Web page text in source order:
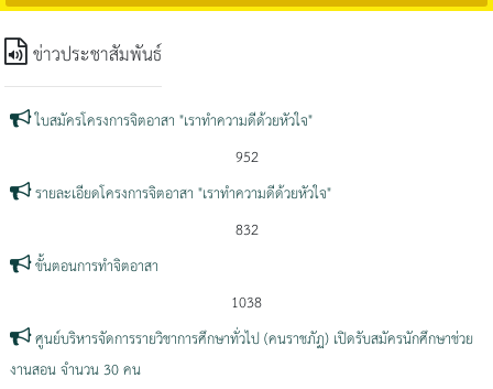
ข่าวประชาสัมพันธ์
ใบสมัครโครงการจิตอาสา "เราทำความดีด้วยหัวใจ"
952
รายละเอียดโครงการจิตอาสา "เราทำความดีด้วยหัวใจ"
832
ขั้นตอนการทำจิตอาสา
1038
ศูนย์บริหารจัดการรายวิชาการศึกษาทั่วไป (คนราชภัฏ) เปิดรับสมัครนักศึกษาช่วย
งานสอน จำนวน 30 คน